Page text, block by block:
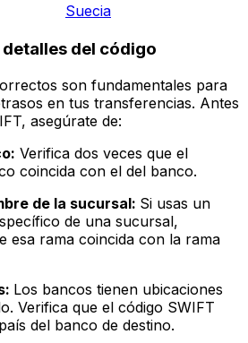
Suecia
detalles del código
son fundamentales para
en tus transferencias. Antes
asegúrate de:
Verifica dos veces que el
coincida con el del banco.
de la sucursal: Si usas un
de una sucursal,
esa rama coincida con la rama
Los bancos tienen ubicaciones
Verifica que el código SWIFT
del banco de destino.